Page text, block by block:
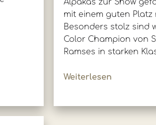
Alpakas zur Show
mit einem guten Platz
Besonders stolz sind
Color Champion von
Ramses in starken
Weiterlesen